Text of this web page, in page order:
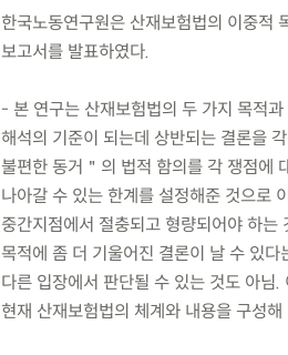
한국노동연구원은 산재보험법의 이중적
보고서를 발표하였다.
- 본 연구는 산재보험법의 두 가지 목적
해석의 기준이 되는데 상반되는 결론을
불편한 동거＂의 법적 함의를 각 쟁점에
나아갈 수 있는 한계를 설정해준 것으로
중간지점에서 절충되고 형량되어야 하
목적에 좀 더 기울어진 결론이 날 수 있
다른 입장에서 판단될 수 있는 것도 아님
현재 산재보험법의 체계와 내용을 구성